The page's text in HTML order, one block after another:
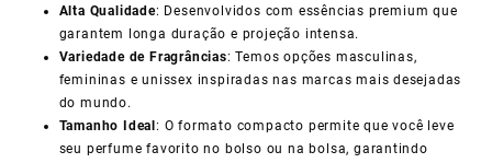
Alta Qualidade: Desenvolvidos com essências premium que
garantem longa duração e projeção intensa.
Variedade de Fragrâncias: Temos opções masculinas,
femininas e unissex inspiradas nas marcas mais desejadas
do mundo.
Tamanho Ideal : O formato compacto permite que você leve
seu perfume favorito no bolso ou na bolsa, garantindo